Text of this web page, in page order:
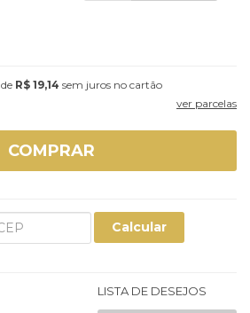
de R$ 19,14 sem juros
ver parcelas
COMPRAR
Calcular
LISTA DE DESEJOS